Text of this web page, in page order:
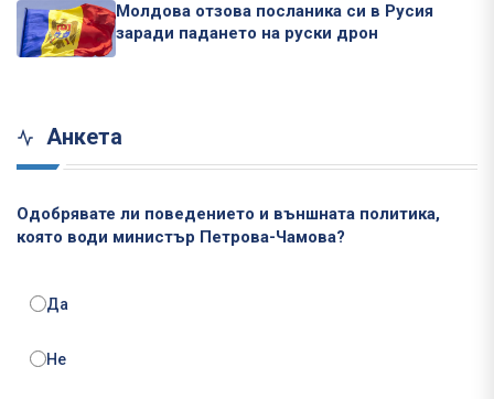
Молдова отзова посланика си в Русия
заради падането на руски дрон
Анкета
Одобрявате ли поведението и външната политика,
която води министър Петрова-Чамова?
Да
Не